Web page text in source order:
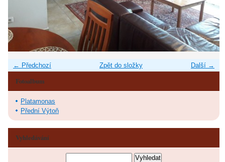
← Předchozí Další →
Zpět do složky
Fotoalbum
Platamonas
Přední Výtoň
Vyhledávání